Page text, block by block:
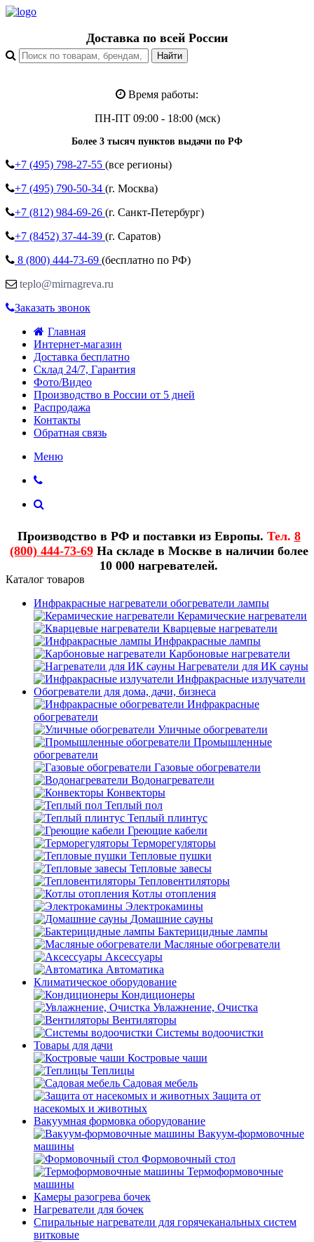
Доставка по всей России
Время работы:
ПН-ПТ 09:00 - 18:00 (мск)
Более 3 тысяч пунктов выдачи по РФ
+7 (495) 798-27-55 (все регионы)
+7 (495) 790-50-34 (г. Москва)
+7 (812) 984-69-26 (г. Санкт-Петербург)
+7 (8452) 37-44-39 (г. Саратов)
8 (800) 444-73-69 (бесплатно по РФ)
teplo@mirnagreva.ru
Заказать звонок
Главная
Интернет-магазин
Доставка бесплатно
Склад 24/7, Гарантия
Фото/Видео
Производство в России от 5 дней
Распродажа
Контакты
Обратная связь
Меню
Производство в РФ и поставки из Европы. Тел. 8
(800) 444-73-69На складе в Москве в наличии более
10 000 нагревателей.
Каталог товаров
Инфракрасные нагреватели обогреватели лампы
Керамические нагреватели
Кварцевые нагреватели
Инфракрасные лампы
Карбоновые нагреватели
Нагреватели для ИК сауны
Инфракрасные излучатели
Обогреватели для дома, дачи, бизнеса
Инфракрасные
обогреватели
Уличные обогреватели
Промышленные
обогреватели
Газовые обогреватели
Водонагреватели
Конвекторы
Теплый пол
Теплый плинтус
Греющие кабели
Терморегуляторы
Тепловые пушки
Тепловые завесы
Тепловентиляторы
Котлы отопления
Электрокамины
Домашние сауны
Бактерицидные лампы
Масляные обогреватели
Аксессуары
Автоматика
Климатическое оборудование
Кондиционеры
Увлажнение, Очистка
Вентиляторы
Системы водоочистки
Товары для дачи
Костровые чаши
Теплицы
Садовая мебель
Защита от
насекомых и животных
Вакуумная формовка оборудование
Вакуум-формовочные
машины
Формовочный стол
Термоформовочные
машины
Камеры разогрева бочек
Нагреватели для бочек
Спиральные нагреватели для горячеканальных систем
витковые